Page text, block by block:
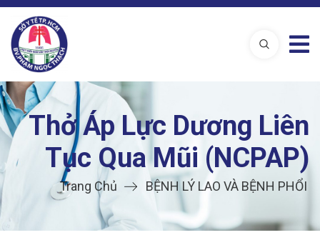
Thở Áp Lực Dương Liên
Tục Qua Mũi (NCPAP)
Trang Chủ BỆNH LÝ LAO VÀ BỆNH PHỔI